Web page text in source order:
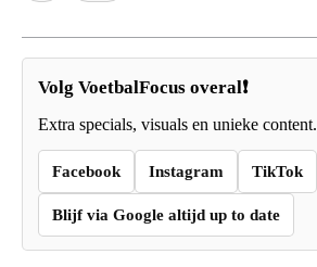
Volg VoetbalFocus overal❗
Extra specials, visuals en unieke content.
Facebook Instagram TikTok
Blijf via Google altijd up to date